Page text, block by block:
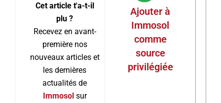
Cet article t'a-t-il
plu ?
Recevez en avant-
première nos
nouveaux articles et
les dernières
actualités de
Immosolsur
Ajouter à
Immosol
comme
source
privilégiée